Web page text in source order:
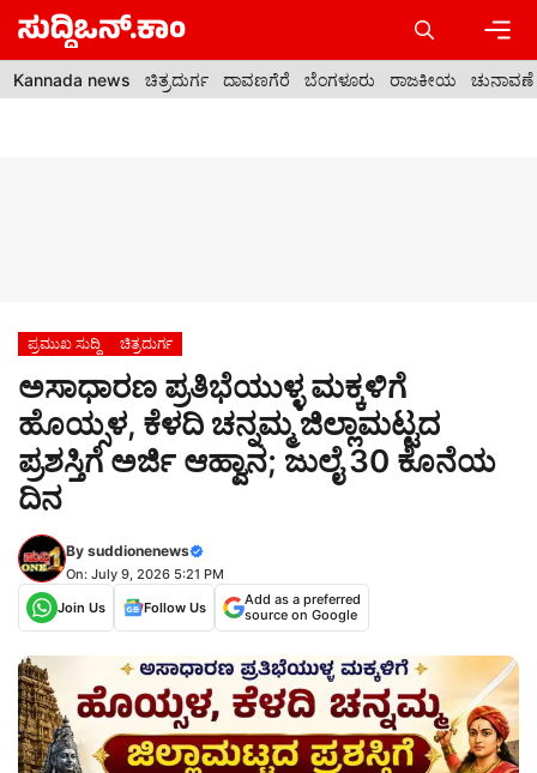
Skip
content
Kannada news ಚಿತ್ರದುರ್ಗ ದಾವಣಗೆರೆ ಬೆಂಗಳೂರು ರಾಜಕೀಯ ಚುನಾವಣೆ
ಪ್ರಮುಖ ಸುದ್ದಿ ಚಿತ್ರದುರ್ಗ
ಅಸಾಧಾರಣ ಪ್ರತಿಭೆಯುಳ್ಳ ಮಕ್ಕಳಿಗೆ
ಹೊಯ್ಸಳ, ಕೆಳದಿ ಚನ್ನಮ್ಮ ಜಿಲ್ಲಾಮಟ್ಟದ
ಪ್ರಶಸ್ತಿಗೆ ಅರ್ಜಿ ಆಹ್ವಾನ; ಜುಲೈ 30 ಕೊನೆಯ
ದಿನ
By suddionenews
On: July 9, 2026 5:21 PM
Join Us
Follow Us
Add as a preferred
source on Google